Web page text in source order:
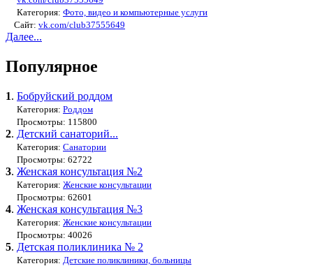
Категория: Фото, видео и компьютерные услуги
Сайт: vk.com/club37555649
Далее...
Популярное
1. Бобруйский роддом
Категория: Роддом
Просмотры: 115800
2. Детский санаторий...
Категория: Санатории
Просмотры: 62722
3. Женская консультация №2
Категория: Женские консультации
Просмотры: 62601
4. Женская консультация №3
Категория: Женские консультации
Просмотры: 40026
5. Детская поликлиника № 2
Категория: Детские поликлиники, больницы